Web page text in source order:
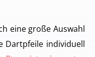
eine große Auswahl
Dartpfeile individuell